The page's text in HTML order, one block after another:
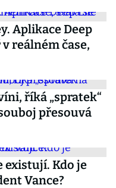
Aplikace Deep
reálném čase,
říká „spratek“
přesouvá
existují. Kdo je
Vance?